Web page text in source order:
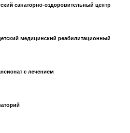
санаторно-оздоровительный центр
медицинский реабилитационный
с лечением